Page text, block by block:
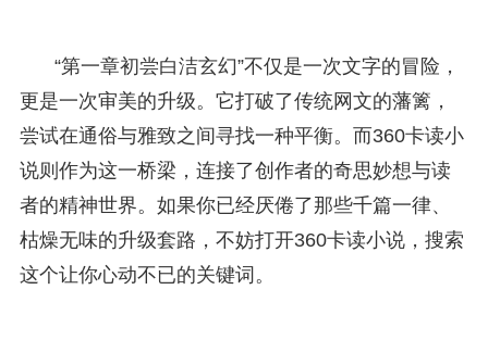
“第一章初尝白洁玄幻”不仅是一次文字的冒险，
更是一次审美的升级。它打破了传统网文的藩篱，
尝试在通俗与雅致之间寻找一种平衡。而360卡读小
说则作为这一桥梁，连接了创作者的奇思妙想与读
者的精神世界。如果你已经厌倦了那些千篇一律、
枯燥无味的升级套路，不妨打开360卡读小说，搜索
这个让你心动不已的关键词。